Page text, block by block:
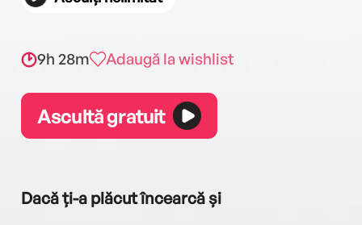
9h 28m Adaugă la wishlist
Ascultă gratuit
Dacă ți-a plăcut încearcă și